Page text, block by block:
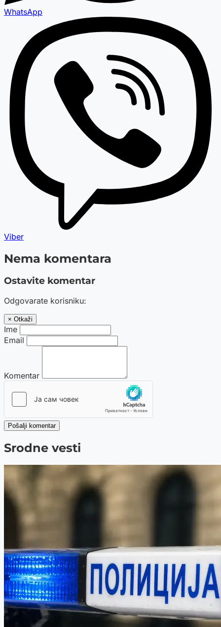
WhatsApp
Viber
Nema komentara
Ostavite komentar
Odgovarate korisniku:
× Otkaži
Ime
Email
Komentar
Pošalji komentar
Srodne vesti